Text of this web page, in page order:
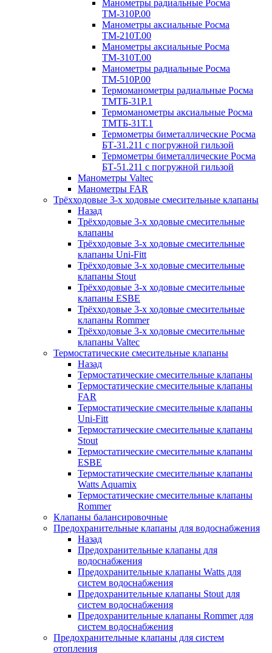
Манометры радиальные Росма
ТМ-310P.00
Манометры аксиальные Росма
ТМ-210Т.00
Манометры аксиальные Росма
ТМ-310Т.00
Манометры радиальные Росма
ТМ-510P.00
Термоманометры радиальные Росма
ТМТБ-31P.1
Термоманометры аксиальные Росма
ТМТБ-31Т.1
Термометры биметаллические Росма
БТ-31.211 с погружной гильзой
Термометры биметаллические Росма
БТ-51.211 с погружной гильзой
Манометры Valtec
Манометры FAR
Трёхходовые 3-х ходовые смесительные клапаны
Назад
Трёхходовые 3-х ходовые смесительные
клапаны
Трёхходовые 3-х ходовые смесительные
клапаны Uni-Fitt
Трёхходовые 3-х ходовые смесительные
клапаны Stout
Трёхходовые 3-х ходовые смесительные
клапаны ESBE
Трёхходовые 3-х ходовые смесительные
клапаны Rommer
Трёхходовые 3-х ходовые смесительные
клапаны Valtec
Термостатические смесительные клапаны
Назад
Термостатические смесительные клапаны
Термостатические смесительные клапаны
FAR
Термостатические смесительные клапаны
Uni-Fitt
Термостатические смесительные клапаны
Stout
Термостатические смесительные клапаны
ESBE
Термостатические смесительные клапаны
Watts Aquamix
Термостатические смесительные клапаны
Rommer
Клапаны балансировочные
Предохранительные клапаны для водоснабжения
Назад
Предохранительные клапаны для
водоснабжения
Предохранительные клапаны Watts для
систем водоснабжения
Предохранительные клапаны Stout для
систем водоснабжения
Предохранительные клапаны Rommer для
систем водоснабжения
Предохранительные клапаны для систем
отопления